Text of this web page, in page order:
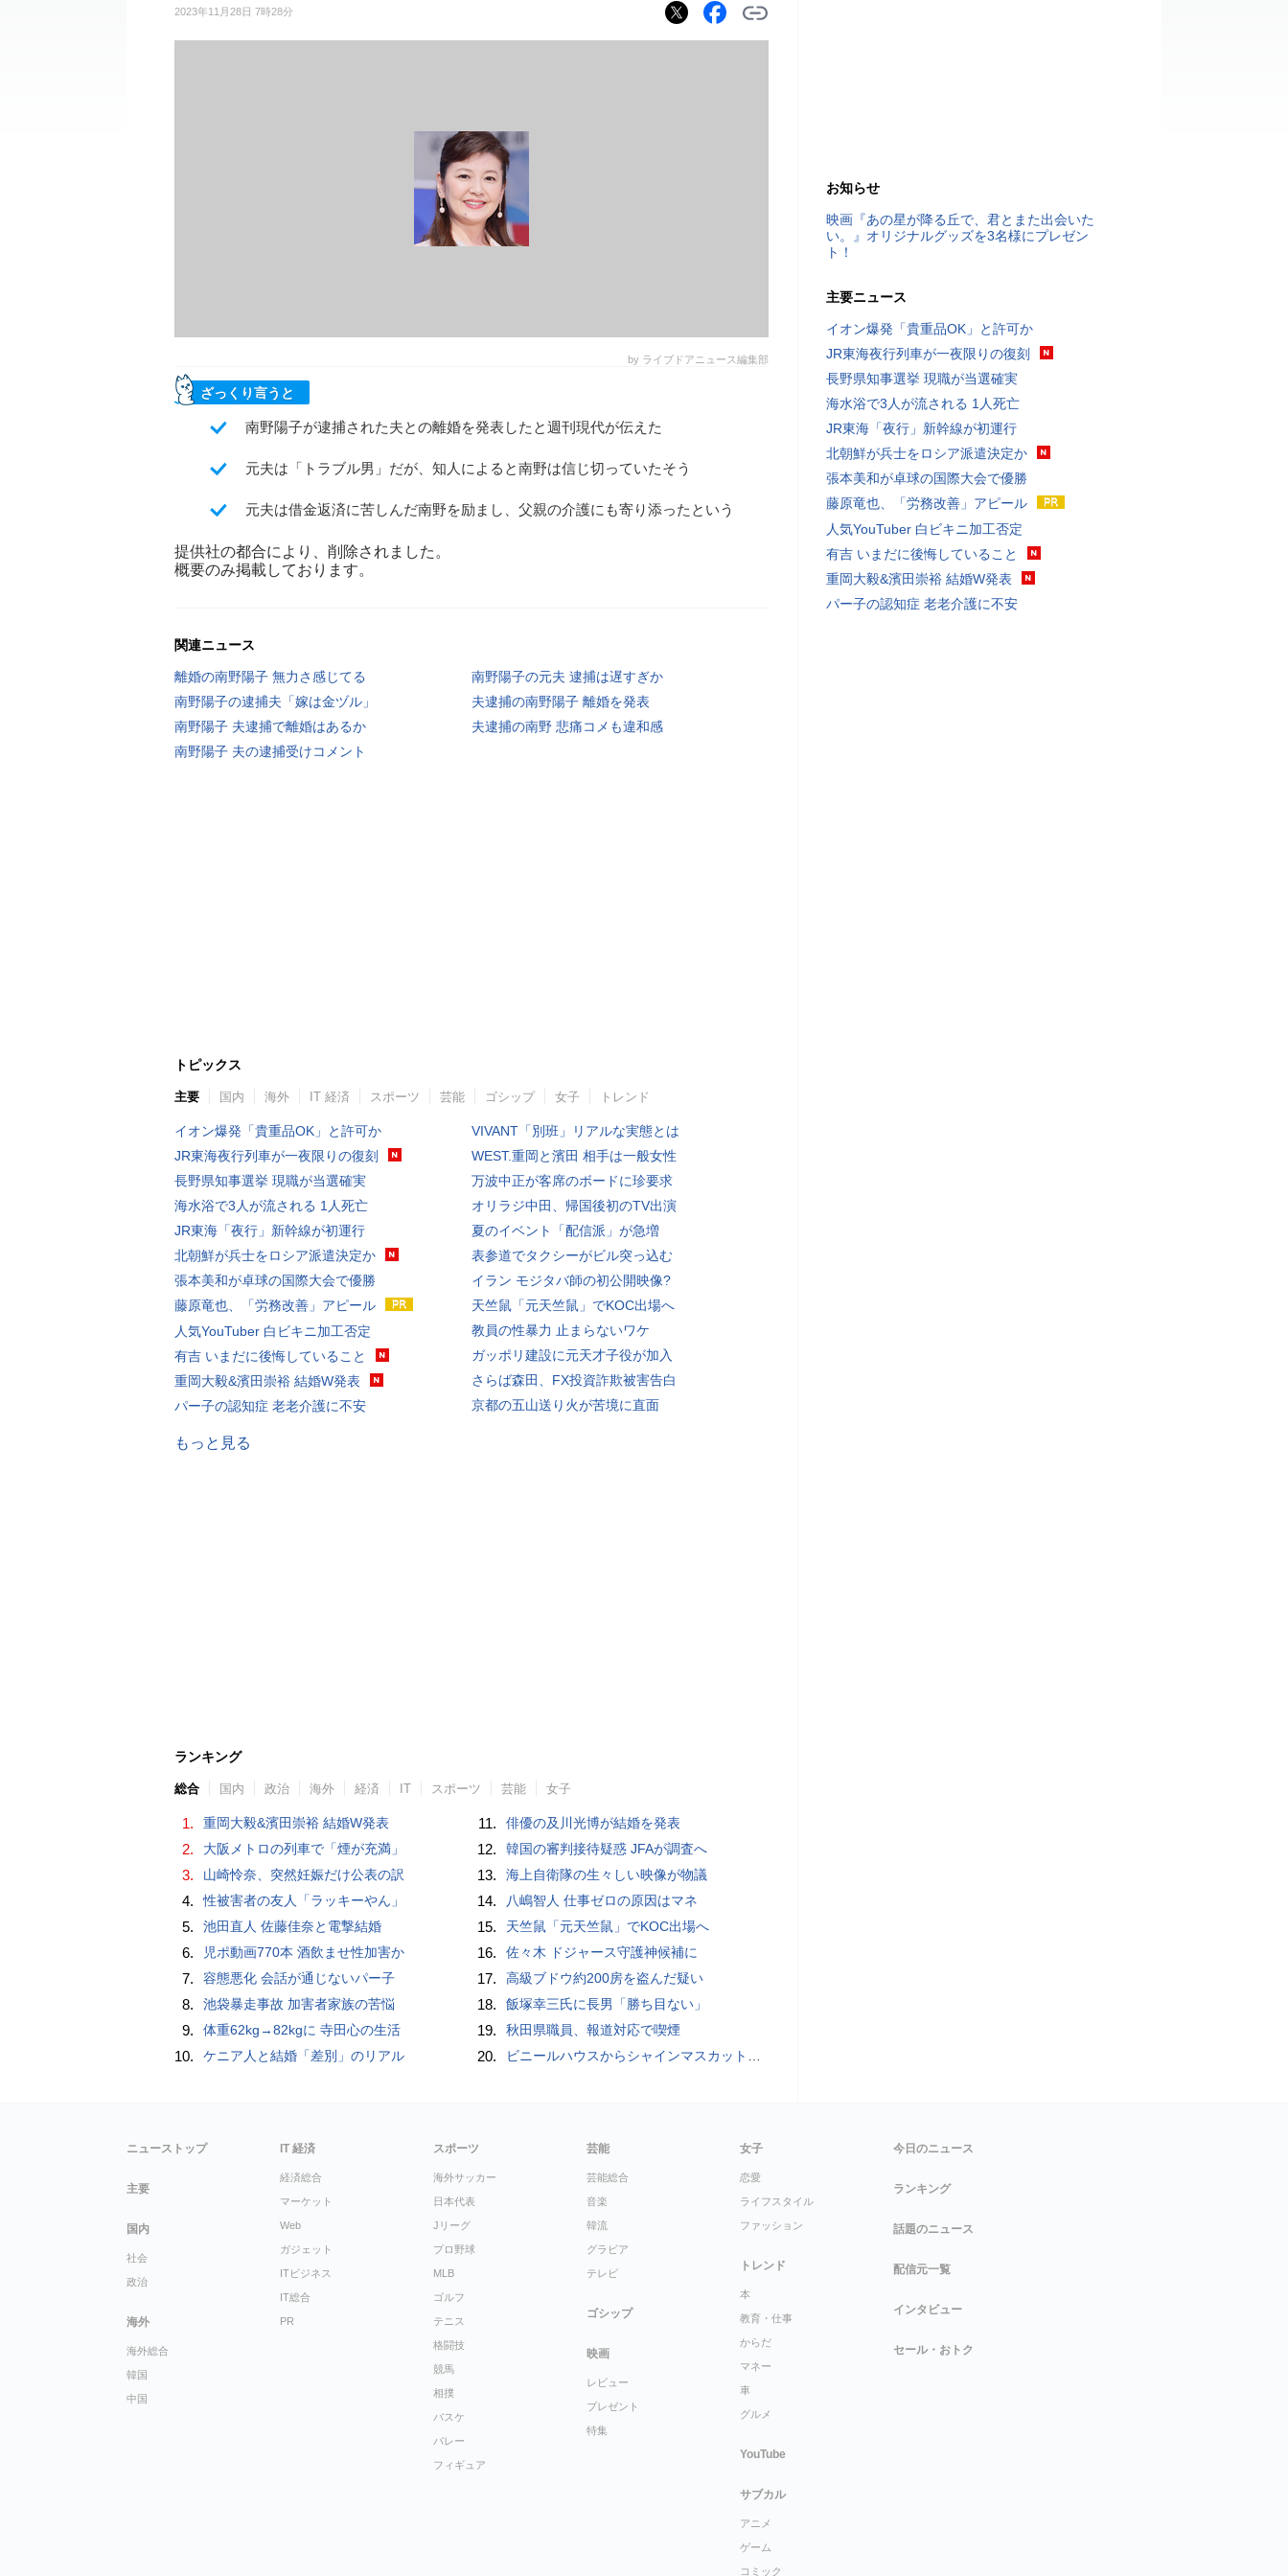
2023年11月28日 7時28分
by ライブドアニュース編集部
ざっくり言うと
南野陽子が逮捕された夫との離婚を発表したと週刊現代が伝えた
元夫は「トラブル男」だが、知人によると南野は信じ切っていたそう
元夫は借金返済に苦しんだ南野を励まし、父親の介護にも寄り添ったという
提供社の都合により、削除されました。
概要のみ掲載しております。
関連ニュース
離婚の南野陽子 無力さ感じてる
南野陽子の元夫 逮捕は遅すぎか
南野陽子の逮捕夫「嫁は金ヅル」
夫逮捕の南野陽子 離婚を発表
南野陽子 夫逮捕で離婚はあるか
夫逮捕の南野 悲痛コメも違和感
南野陽子 夫の逮捕受けコメント
トピックス
主要 国内 海外 IT 経済 スポーツ 芸能 ゴシップ 女子 トレンド
イオン爆発「貴重品OK」と許可か
JR東海夜行列車が一夜限りの復刻
長野県知事選挙 現職が当選確実
海水浴で3人が流される 1人死亡
JR東海「夜行」新幹線が初運行
北朝鮮が兵士をロシア派遣決定か
張本美和が卓球の国際大会で優勝
藤原竜也、「労務改善」アピール
人気YouTuber 白ビキニ加工否定
有吉 いまだに後悔していること
重岡大毅&濱田崇裕 結婚W発表
パー子の認知症 老老介護に不安
VIVANT「別班」リアルな実態とは
WEST.重岡と濱田 相手は一般女性
万波中正が客席のボードに珍要求
オリラジ中田、帰国後初のTV出演
夏のイベント「配信派」が急増
表参道でタクシーがビル突っ込む
イラン モジタバ師の初公開映像?
天竺鼠「元天竺鼠」でKOC出場へ
教員の性暴力 止まらないワケ
ガッポリ建設に元天才子役が加入
さらば森田、FX投資詐欺被害告白
京都の五山送り火が苦境に直面
もっと見る
ランキング
総合 国内 政治 海外 経済 IT スポーツ 芸能 女子
1. 重岡大毅&濱田崇裕 結婚W発表
2. 大阪メトロの列車で「煙が充満」
3. 山崎怜奈、突然妊娠だけ公表の訳
4. 性被害者の友人「ラッキーやん」
5. 池田直人 佐藤佳奈と電撃結婚
6. 児ポ動画770本 酒飲ませ性加害か
7. 容態悪化 会話が通じないパー子
8. 池袋暴走事故 加害者家族の苦悩
9. 体重62kg→82kgに 寺田心の生活
10. ケニア人と結婚「差別」のリアル
11. 俳優の及川光博が結婚を発表
12. 韓国の審判接待疑惑 JFAが調査へ
13. 海上自衛隊の生々しい映像が物議
14. 八嶋智人 仕事ゼロの原因はマネ
15. 天竺鼠「元天竺鼠」でKOC出場へ
16. 佐々木 ドジャース守護神候補に
17. 高級ブドウ約200房を盗んだ疑い
18. 飯塚幸三氏に長男「勝ち目ない」
19. 秋田県職員、報道対応で喫煙
20. ビニールハウスからシャインマスカット約200房を盗んだ疑い ネットで販売か 無職の男（42）逮捕 岡山県警
お知らせ
映画『あの星が降る丘で、君とまた出会いた
い。』オリジナルグッズを3名様にプレゼン
ト！
主要ニュース
イオン爆発「貴重品OK」と許可か
JR東海夜行列車が一夜限りの復刻
長野県知事選挙 現職が当選確実
海水浴で3人が流される 1人死亡
JR東海「夜行」新幹線が初運行
北朝鮮が兵士をロシア派遣決定か
張本美和が卓球の国際大会で優勝
藤原竜也、「労務改善」アピール
人気YouTuber 白ビキニ加工否定
有吉 いまだに後悔していること
重岡大毅&濱田崇裕 結婚W発表
パー子の認知症 老老介護に不安
ニューストップ
主要
国内
社会
政治
海外
海外総合
韓国
中国
IT 経済
経済総合
マーケット
Web
ガジェット
ITビジネス
IT総合
PR
スポーツ
海外サッカー
日本代表
Jリーグ
プロ野球
MLB
ゴルフ
テニス
格闘技
競馬
相撲
バスケ
バレー
フィギュア
芸能
芸能総合
音楽
韓流
グラビア
テレビ
ゴシップ
映画
レビュー
プレゼント
特集
女子
恋愛
ライフスタイル
ファッション
トレンド
本
教育・仕事
からだ
マネー
車
グルメ
YouTube
サブカル
アニメ
ゲーム
コミック
今日のニュース
ランキング
話題のニュース
配信元一覧
インタビュー
セール・おトク